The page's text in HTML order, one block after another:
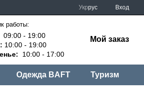
Укррус Вход
работы:
09:00 - 19:00
10:00 - 19:00
10:00 - 17:00
Мой заказ
Одежда BAFT Туризм